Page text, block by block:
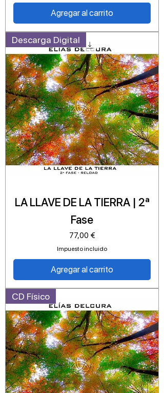
Agregar al carrito
Descarga Digital
LA LLAVE DE LA TIERRA | 2ª
Fase
Precio
77,00 €
Impuesto incluido
Agregar al carrito
CD Físico